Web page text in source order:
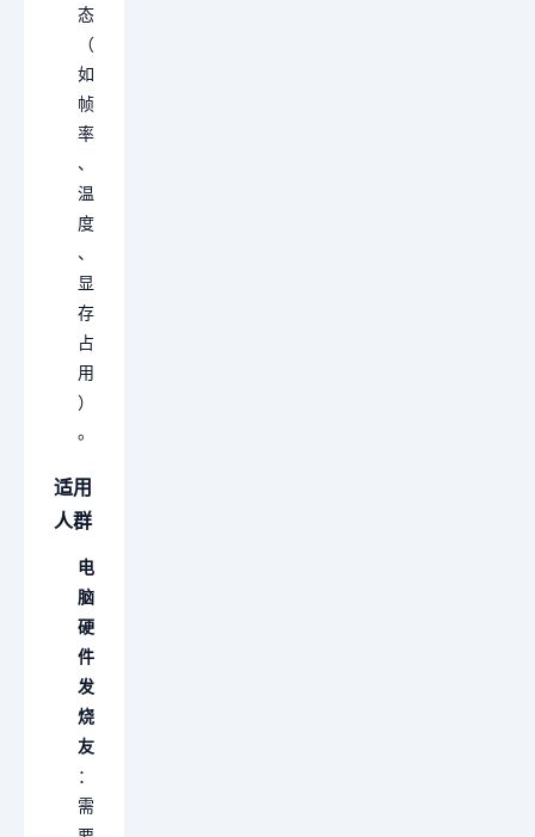
态
（
如
帧
率
、
温
度
、
显
存
占
用
）
。
适用
人群
电
脑
硬
件
发
烧
友
：
需